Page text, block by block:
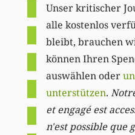
Unser kritischer
alle kostenlos
bleibt, brauchen
können Ihren
auswählen oder
unterstützen.
et engagé est
n'est possible que